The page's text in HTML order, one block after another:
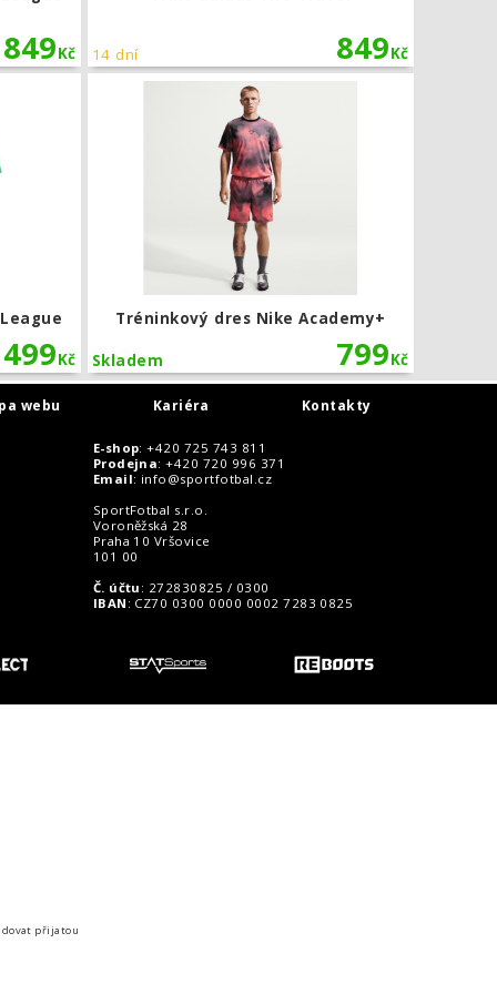
849Kč 849Kč
14 dní
499Kč
Dětský dres adidas Tiro 26 League
Tréninkový dres Nike Academy+
799Kč
Skladem
webu Kariéra Kontakty
E-shop: +420 725 743 811
Prodejna: +420 720 996 371
Email: info@sportfotbal.cz
SportFotbal s.r.o.
Voroněžská 28
Praha 10 Vršovice
101 00
Č. účtu : 272830825 / 0300
IBAN : CZ70 0300 0000 0002 7283 0825
přijatou